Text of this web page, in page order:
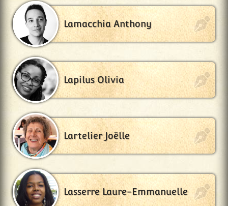
Lamacchia Anthony
Lapilus Olivia
Lartelier Joëlle
Lasserre Laure-Emmanuelle